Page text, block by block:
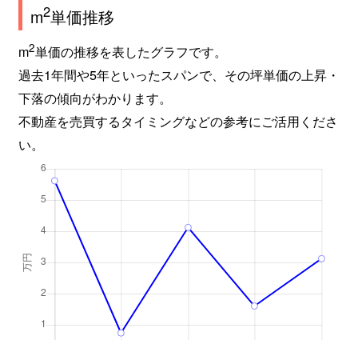
m2単価推移
m2単価の推移を表したグラフです。
過去1年間や5年といったスパンで、その坪単価の上昇・
下落の傾向がわかります。
不動産を売買するタイミングなどの参考にご活用くださ
い。